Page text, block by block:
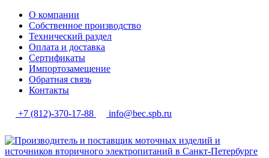
О компании
Собственное производство
Технический раздел
Оплата и доставка
Сертификаты
Импортозамещение
Обратная связь
Контакты
+7 (812)-370-17-88 info@bec.spb.ru